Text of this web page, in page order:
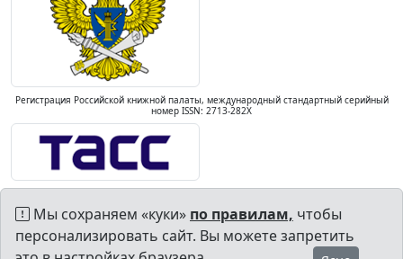
Регистрация Российской книжной палаты, международный стандартный серийный
номер ISSN: 2713-282X
Мы сохраняем «куки» по правилам, чтобы
персонализировать сайт. Вы можете запретить